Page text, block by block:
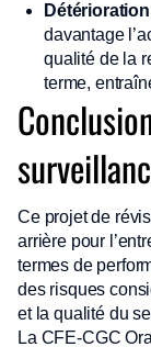
davantage
qualité de la
terme,
Ce projet de
arrière pour
termes de
des risques
et la qualité du
La CFE-CGC